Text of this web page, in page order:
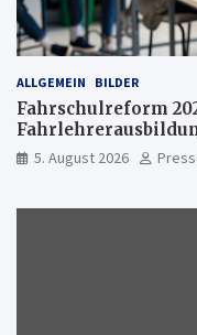
ALLGEMEIN BILDER
Fahrschulreform
5. August 2026